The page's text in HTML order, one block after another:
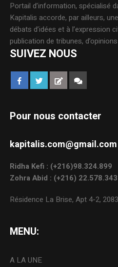
Portail d’information, spécialisé
Kapitalis accorde, par ailleurs,
débats d’idées et à l’expression
publication de tribunes,
SUIVEZ NOUS
Pour nous contacter
kapitalis.com@gmail.com
Ridha Kefi : (+216)98.324.899
Zohra Abid : (+216) 22.578.343
Résidence La Brise, Apt 4-2,
MENU:
A LA UNE